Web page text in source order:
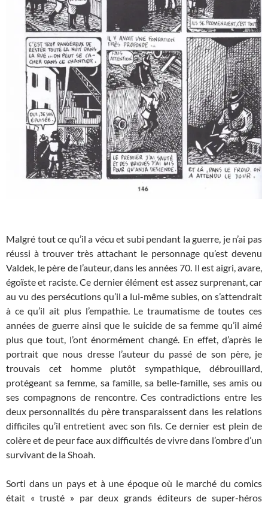
Malgré tout ce qu’il a vécu et subi pendant la guerre, je n’ai pas
réussi à trouver très attachant le personnage qu’est devenu
Valdek, le père de l’auteur, dans les années 70. Il est aigri, avare,
égoïste et raciste. Ce dernier élément est assez surprenant, car
au vu des persécutions qu’il a lui-même subies, on s’attendrait
à ce qu’il ait plus l’empathie. Le traumatisme de toutes ces
années de guerre ainsi que le suicide de sa femme qu’il aimé
plus que tout, l’ont énormément changé. En effet, d’après le
portrait que nous dresse l’auteur du passé de son père, je
trouvais cet homme plutôt sympathique, débrouillard,
protégeant sa femme, sa famille, sa belle-famille, ses amis ou
ses compagnons de rencontre. Ces contradictions entre les
deux personnalités du père transparaissent dans les relations
difficiles qu’il entretient avec son fils. Ce dernier est plein de
colère et de peur face aux difficultés de vivre dans l’ombre d’un
survivant de la Shoah.
Sorti dans un pays et à une époque où le marché du comics
était « trusté » par deux grands éditeurs de super-héros